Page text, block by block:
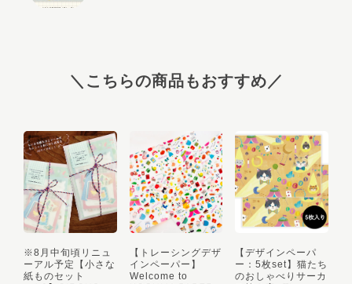
※再入荷8/1（土）21:00より販売【マスキングテープ】こぐまペーパーサーカス：小さなパレード（ベージュ：20mm幅）
2026/08/05
＼こちらの商品もおすすめ／
※8月中旬頃リニュ
ーアル予定【小さな
紙ものセット
【トレーシングデザ
インペーパー】
Welcome to
【デザインペーパ
ー：5枚set】猫たち
のおしゃべりサーカ